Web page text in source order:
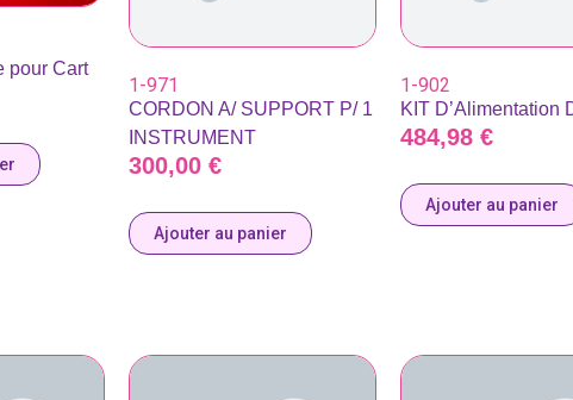
pour Cart
1-971
CORDON A/ SUPPORT P/ 1
INSTRUMENT
300,00 €
Ajouter au panier
1-902
KIT D’Alimentation
484,98 €
Ajouter au panier